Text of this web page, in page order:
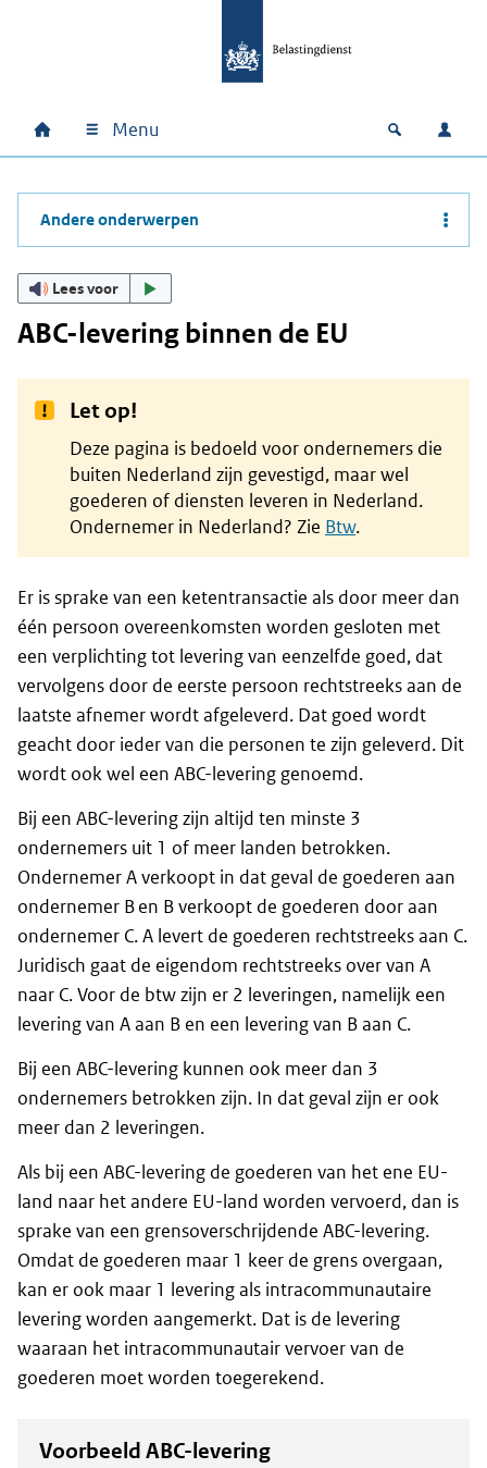
Hoofdnavigatie
Home Menu Open
Andere onderwerpen
Lees voor
ABC-levering binnen de EU
Let op!
Deze pagina is bedoeld voor ondernemers die
buiten Nederland zijn gevestigd, maar wel
goederen of diensten leveren in Nederland.
Ondernemer in Nederland? Zie Btw.
Er is sprake van een ketentransactie als door meer dan
één persoon overeenkomsten worden gesloten met
een verplichting tot levering van eenzelfde goed, dat
vervolgens door de eerste persoon rechtstreeks aan de
laatste afnemer wordt afgeleverd. Dat goed wordt
geacht door ieder van die personen te zijn geleverd. Dit
wordt ook wel een ABC-levering genoemd.
Bij een ABC-levering zijn altijd ten minste 3
ondernemers uit 1 of meer landen betrokken.
Ondernemer A verkoopt in dat geval de goederen aan
ondernemer B en B verkoopt de goederen door aan
ondernemer C. A levert de goederen rechtstreeks aan C.
Juridisch gaat de eigendom rechtstreeks over van A
naar C. Voor de btw zijn er 2 leveringen, namelijk een
levering van A aan B en een levering van B aan C.
Bij een ABC-levering kunnen ook meer dan 3
ondernemers betrokken zijn. In dat geval zijn er ook
meer dan 2 leveringen.
Als bij een ABC-levering de goederen van het ene EU-
land naar het andere EU-land worden vervoerd, dan is
sprake van een grensoverschrijdende ABC-levering.
Omdat de goederen maar 1 keer de grens overgaan,
kan er ook maar 1 levering als intracommunautaire
levering worden aangemerkt. Dat is de levering
waaraan het intracommunautair vervoer van de
goederen moet worden toegerekend.
Voorbeeld ABC-levering